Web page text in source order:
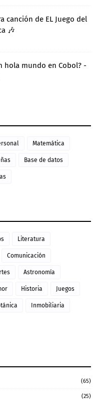
canción de EL Juego del
🎶
hola mundo en Cobol? -
Matemática
Base de datos
Literatura
Comunicación
Astronomía
Historia Juegos
Inmobiliaria
(65)
(25)